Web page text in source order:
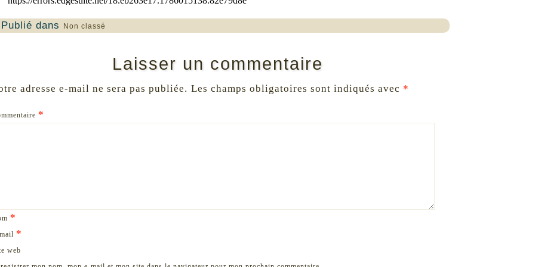
Publié dans Non classé
Laisser un commentaire
adresse e-mail ne sera pas publiée. Les champs obligatoires sont indiqués avec *
*
*
*
web